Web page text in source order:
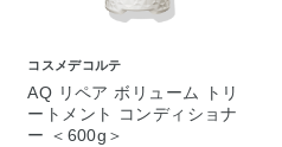
コスメデコルテ
AQ リペア ボリューム トリ
ートメント コンディショナ
ー ＜600g＞